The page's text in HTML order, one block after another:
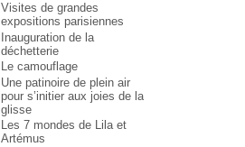
Visites de grandes
expositions parisiennes
Inauguration de la
déchetterie
Le camouflage
Une patinoire de plein air
pour s’initier aux joies de la
glisse
Les 7 mondes de Lila et
Artémus